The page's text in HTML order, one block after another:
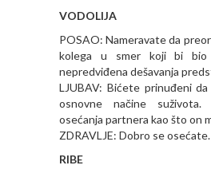
VODOLIJA
POSAO: Nameravate da
kolega u smer koji bi bio
nepredviđena dešavanja
LJUBAV: Bićete prinuđeni
osnovne načine
osećanja partnera kao što on
ZDRAVLJE: Dobro se osećate.
RIBE